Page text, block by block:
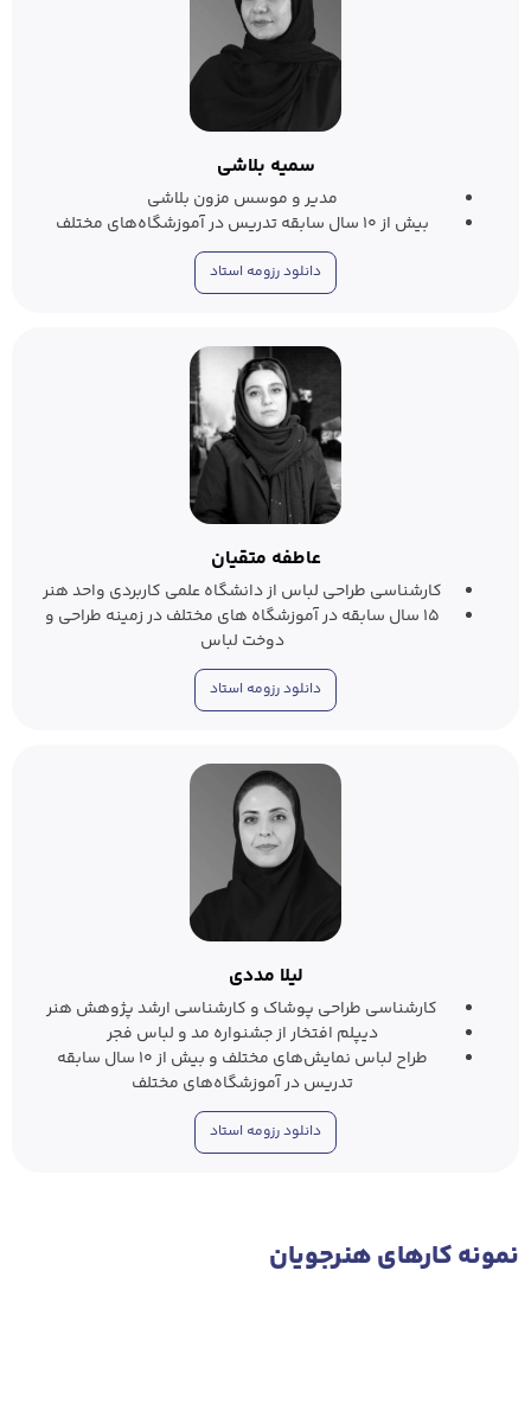
سمیه بلاشی
مدیر و موسس مزون بلاشی
بیش از ۱۰ سال سابقه تدریس در آموزشگاه‌های مختلف
دانلود رزومه استاد
عاطفه متقیان
کارشناسی طراحی لباس از دانشگاه علمی کاربردی واحد هنر
۱۵ سال سابقه در آموزشگاه های مختلف در زمینه طراحی و
دوخت لباس
دانلود رزومه استاد
لیلا مددی
کارشناسی طراحی پوشاک و کارشناسی ارشد پژوهش هنر
دیپلم افتخار از جشنواره مد و لباس فجر
طراح لباس نمایش‌های مختلف و بیش از ۱۰ سال سابقه
تدریس در آموزشگاه‌های مختلف
دانلود رزومه استاد
نمونه‌ کار‌های هنرجویان